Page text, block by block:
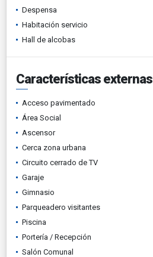
Despensa
Habitación servicio
Hall de alcobas
Características externas
Acceso pavimentado
Área Social
Ascensor
Cerca zona urbana
Circuito cerrado de TV
Garaje
Gimnasio
Parqueadero visitantes
Piscina
Portería / Recepción
Salón Comunal